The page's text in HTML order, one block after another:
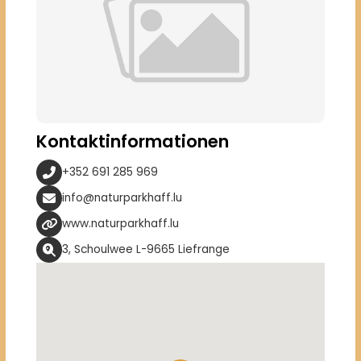
Kontaktinformationen
+352 691 285 969
info@naturparkhaff.lu
www.naturparkhaff.lu
3, Schoulwee L-9665 Liefrange